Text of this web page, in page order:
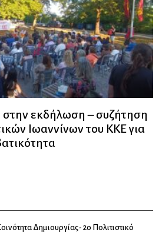
εκδήλωση – συζήτηση
Ιωαννίνων του ΚΚΕ για
Δημιουργίας- 2ο Πολιτιστικό